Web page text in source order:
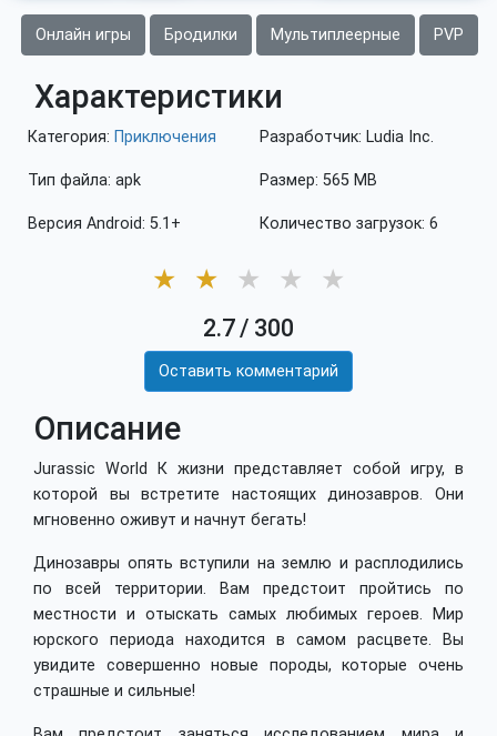
Онлайн игры Бродилки Мультиплеерные PVP
Характеристики
Категория: Приключения
Тип файла: apk
Версия Android: 5.1+
Разработчик: Ludia Inc.
Размер: 565 MB
Количество загрузок: 6
★ ★ ★ ★ ★
2.7/ 300
Оставить комментарий
Описание
Jurassic World К жизни представляет собой игру, в
которой вы встретите настоящих динозавров. Они
мгновенно оживут и начнут бегать!
Динозавры опять вступили на землю и расплодились
по всей территории. Вам предстоит пройтись по
местности и отыскать самых любимых героев. Мир
юрского периода находится в самом расцвете. Вы
увидите совершенно новые породы, которые очень
страшные и сильные!